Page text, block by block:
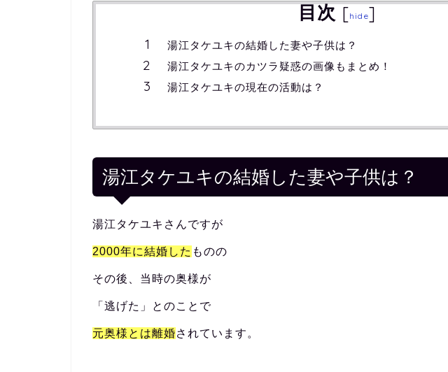
目次 [hide]
湯江タケユキの結婚した妻や子供は？
湯江タケユキのカツラ疑惑の画像もまとめ！
湯江タケユキの現在の活動は？
湯江タケユキの結婚した妻や子供は？
湯江タケユキさんですが
2000年に結婚した ものの
その後、当時の奥様が
「逃げた」とのことで
元奥様とは離婚されています。